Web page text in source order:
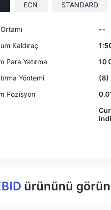
ECN STANDARD
--
Kaldıraç
Para Yatırma
10
Yöntemi
(8)
Pozisyon
ürününü